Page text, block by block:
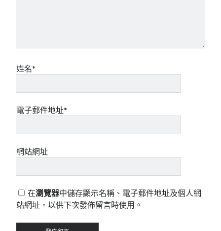
姓名*
電子郵件地址*
網站網址
在瀏覽器中儲存顯示名稱、電子郵件地址及個人網
站網址，以供下次發佈留言時使用。